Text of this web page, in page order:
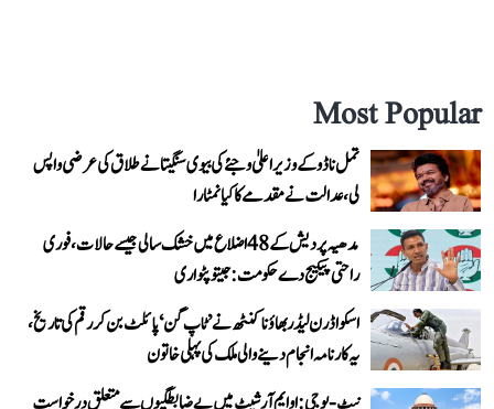
Most Popular
تمل ناڈو کے وزیر اعلیٰ وجئے کی بیوی سنگیتا نے طلاق کی عرضی واپس
لی، عدالت نے مقدمے کا کیا نمٹارا
مدھیہ پردیش کے 48 اضلاع میں خشک سالی جیسے حالات، فوری
راحتی پیکیج دے حکومت: جیتو پٹواری
اسکواڈرن لیڈر بھاؤنا کنٹھ نے ’ٹاپ گن‘ پائلٹ بن کر رقم کی تاریخ،
یہ کارنامہ انجام دینے والی ملک کی پہلی خاتون